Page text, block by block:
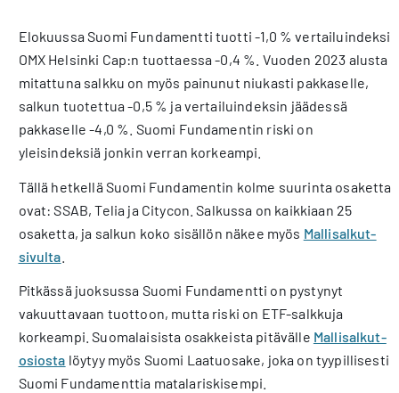
Elokuussa Suomi Fundamentti tuotti -1,0 % vertailuindeksi
OMX Helsinki Cap:n tuottaessa -0,4 %. Vuoden 2023 alusta
mitattuna salkku on myös painunut niukasti pakkaselle,
salkun tuotettua -0,5 % ja vertailuindeksin jäädessä
pakkaselle -4,0 %. Suomi Fundamentin riski on
yleisindeksiä jonkin verran korkeampi.
Tällä hetkellä Suomi Fundamentin kolme suurinta osaketta
ovat: SSAB, Telia ja Citycon. Salkussa on kaikkiaan 25
osaketta, ja salkun koko sisällön näkee myös Mallisalkut-
sivulta
Pitkässä juoksussa Suomi Fundamentti on pystynyt
vakuuttavaan tuottoon, mutta riski on ETF-salkkuja
korkeampi. Suomalaisista osakkeista pitävälle Mallisalkut-
osiosta löytyy myös Suomi Laatuosake, joka on tyypillisesti
Suomi Fundamenttia matalariskisempi.